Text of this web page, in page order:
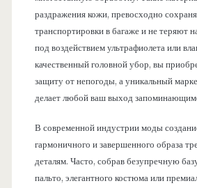
раздражения кожи, превосходно
транспортировки в багаже и не теряют
под воздействием ультрафиолета или
качественный головной убор, вы
защиту от непогоды, а уникальный
делает любой ваш выход
В современной индустрии моды
гармоничного и завершенного образа
деталям. Часто, собрав безупречную
пальто, элегантного костюма или